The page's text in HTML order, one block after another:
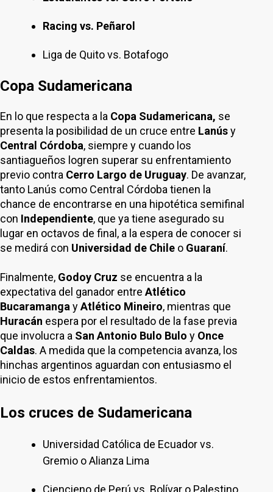
Racing vs. Peñarol
Liga de Quito vs. Botafogo
Copa Sudamericana
En lo que respecta a la Copa Sudamericana, se
presenta la posibilidad de un cruce entre Lanúsy
Central Córdoba, siempre y cuando los
santiagueños logren superar su enfrentamiento
previo contra Cerro Largo de Uruguay. De avanzar,
tanto Lanús como Central Córdoba tienen la
chance de encontrarse en una hipotética semifinal
con Independiente, que ya tiene asegurado su
lugar en octavos de final, a la espera de conocer si
se medirá con Universidad de Chile o Guaraní.
Finalmente, Godoy Cruz se encuentra a la
expectativa del ganador entre Atlético
Bucaramanga yAtlético Mineiro, mientras que
Huracán espera por el resultado de la fase previa
que involucra a San Antonio Bulo Bulo y Once
Caldas. A medida que la competencia avanza, los
hinchas argentinos aguardan con entusiasmo el
inicio de estos enfrentamientos.
Los cruces de Sudamericana
Universidad Católica de Ecuador vs.
Gremio o Alianza Lima
Ciencieno de Perú vs. Bolívar o Palestino